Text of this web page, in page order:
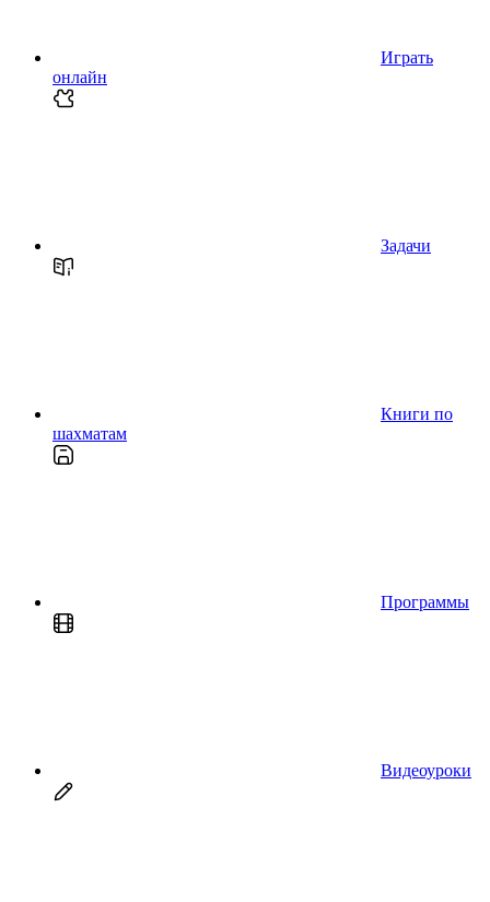
Играть
онлайн
Задачи
Книги по
шахматам
Программы
Видеоуроки